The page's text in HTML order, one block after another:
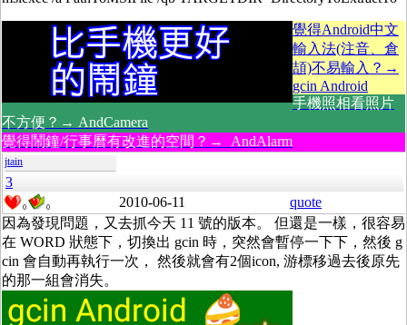
覺得Android中文
輸入法(注音、倉
頡)不易輸入？→
gcin Android
手機照相看照片
不方便？→ AndCamera
覺得鬧鐘/行事曆有改進的空間？→ AndAlarm
jtain
3
0 0 2010-06-11
quote
因為發現問題，又去抓今天 11 號的版本。 但還是一樣，很容易
在 WORD 狀態下，切換出 gcin 時，突然會暫停一下下，然後 g
cin 會自動再執行一次， 然後就會有2個icon, 游標移過去後原先
的那一組會消失。